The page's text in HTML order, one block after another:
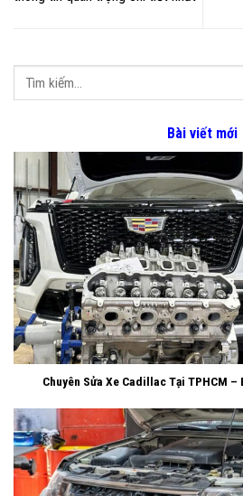
Bài viết mới
Chuyên Sửa Xe Cadillac Tại TPHCM –